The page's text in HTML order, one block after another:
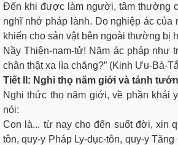
Ðến khi được làm người, tâm thường
nghĩ nhớ pháp lành. Do nghiệp ác của
khiến cho sản vật bên ngoài thường bị
Nầy Thiện-nam-tử! Năm ác pháp như
chân thật xa lìa chăng?” (Kinh Ưu-Bà-
Tiết II: Nghi thọ năm giới và tánh
Nghi thức thọ năm giới, về phần khái
nói:
Con là... từ nay cho đến suốt đời, xin
tôn, quy-y Pháp Ly-dục-tôn, quy-y